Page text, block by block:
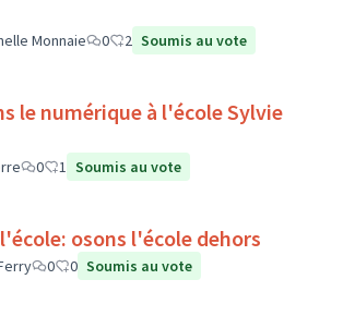
Monnaie 0 2 Soumis au vote
le numérique à l'école Sylvie
0 1 Soumis au vote
osons l'école dehors
0 0 Soumis au vote